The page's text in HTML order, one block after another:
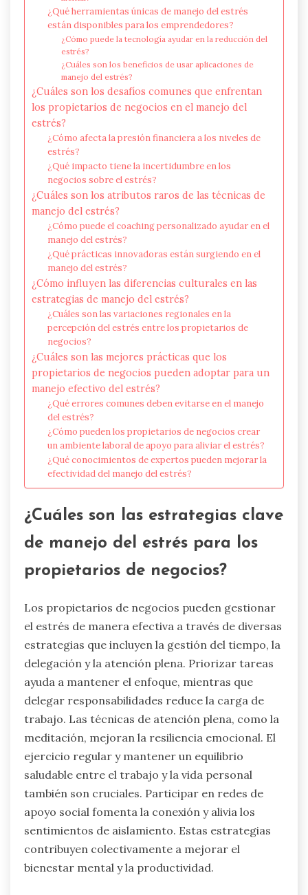
¿Qué herramientas únicas de manejo del estrés
están disponibles para los emprendedores?
¿Cómo puede la tecnología ayudar en la reducción del
estrés?
¿Cuáles son los beneficios de usar aplicaciones de
manejo del estrés?
¿Cuáles son los desafíos comunes que enfrentan
los propietarios de negocios en el manejo del
estrés?
¿Cómo afecta la presión financiera a los niveles de
estrés?
¿Qué impacto tiene la incertidumbre en los
negocios sobre el estrés?
¿Cuáles son los atributos raros de las técnicas de
manejo del estrés?
¿Cómo puede el coaching personalizado ayudar en el
manejo del estrés?
¿Qué prácticas innovadoras están surgiendo en el
manejo del estrés?
¿Cómo influyen las diferencias culturales en las
estrategias de manejo del estrés?
¿Cuáles son las variaciones regionales en la
percepción del estrés entre los propietarios de
negocios?
¿Cuáles son las mejores prácticas que los
propietarios de negocios pueden adoptar para un
manejo efectivo del estrés?
¿Qué errores comunes deben evitarse en el manejo
del estrés?
¿Cómo pueden los propietarios de negocios crear
un ambiente laboral de apoyo para aliviar el estrés?
¿Qué conocimientos de expertos pueden mejorar la
efectividad del manejo del estrés?
¿Cuáles son las estrategias clave
de manejo del estrés para los
propietarios de negocios?
Los propietarios de negocios pueden gestionar
el estrés de manera efectiva a través de diversas
estrategias que incluyen la gestión del tiempo, la
delegación y la atención plena. Priorizar tareas
ayuda a mantener el enfoque, mientras que
delegar responsabilidades reduce la carga de
trabajo. Las técnicas de atención plena, como la
meditación, mejoran la resiliencia emocional. El
ejercicio regular y mantener un equilibrio
saludable entre el trabajo y la vida personal
también son cruciales. Participar en redes de
apoyo social fomenta la conexión y alivia los
sentimientos de aislamiento. Estas estrategias
contribuyen colectivamente a mejorar el
bienestar mental y la productividad.